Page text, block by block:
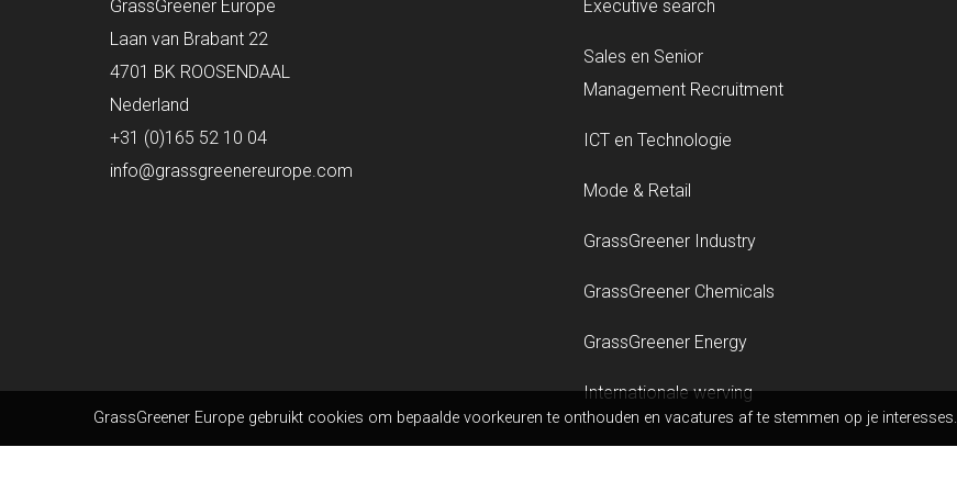
GrassGreener Europe
Laan van Brabant 22
4701 BK ROOSENDAAL
Nederland
+31 (0)165 52 10 04
info@grassgreenereurope.com
Executive search
Sales en Senior
Management Recruitment
ICT en Technologie
Mode & Retail
GrassGreener Industry
GrassGreener Chemicals
GrassGreener Energy
Internationale werving
GrassGreener Europe gebruikt cookies om bepaalde voorkeuren te onthouden en vacatures af te stemmen op je interesses.